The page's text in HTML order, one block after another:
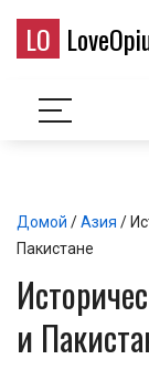
LO
Домой /Азия /
Пакистане
и